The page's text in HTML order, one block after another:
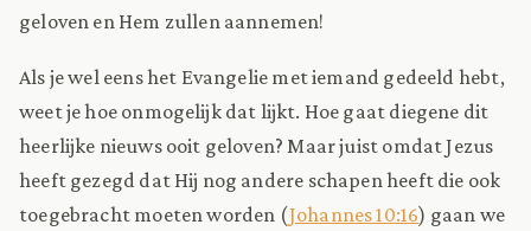
geloven en Hem zullen aannemen!
Als je wel eens het Evangelie met iemand gedeeld hebt,
weet je hoe onmogelijk dat lijkt. Hoe gaat diegene dit
heerlijke nieuws ooit geloven? Maar juist omdat Jezus
heeft gezegd dat Hij nog andere schapen heeft die ook
toegebracht moeten worden (Johannes 10:16) gaan we